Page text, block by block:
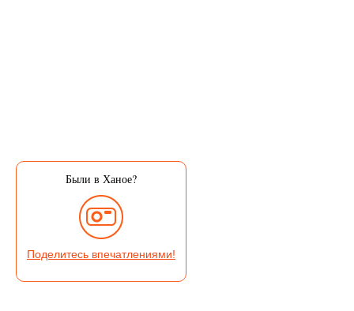
Были в Ханое?
Поделитесь впечатлениями!